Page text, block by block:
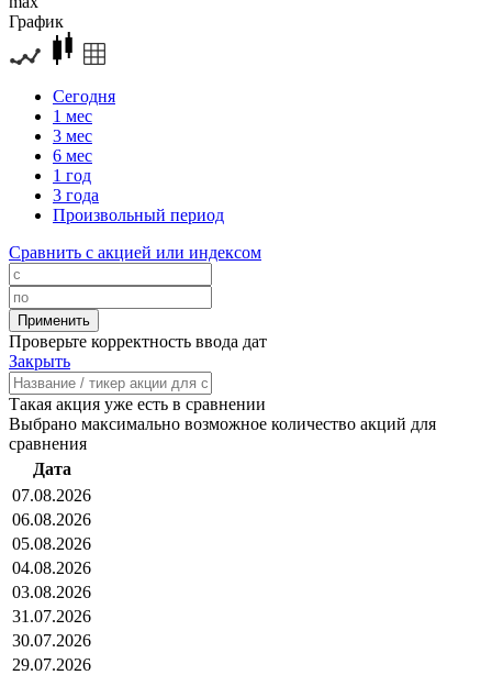
График
Сегодня
1 мес
3 мес
6 мес
1 год
3 года
Произвольный период
Сравнить с акцией или индексом
Проверьте корректность ввода дат
Закрыть
Такая акция уже есть в сравнении
Выбрано максимально возможное количество акций для
сравнения
Дата
07.08.2026
06.08.2026
05.08.2026
04.08.2026
03.08.2026
31.07.2026
30.07.2026
29.07.2026